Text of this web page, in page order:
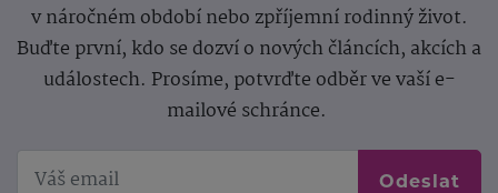
v náročném období nebo zpříjemní rodinný život.
Buďte první, kdo se dozví o nových článcích, akcích a
událostech. Prosíme, potvrďte odběr ve vaší e-
mailové schránce.
Odeslat